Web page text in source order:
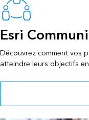
Esri
Découvrez comment vos
atteindre leurs objectifs
Explorer les récits et les